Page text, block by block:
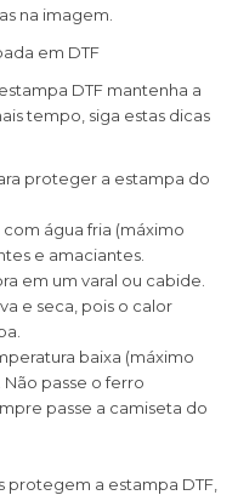
na imagem.
em DTF
DTF mantenha a
tempo, siga estas dicas
proteger a estampa do
com água fria (máximo
e amaciantes.
em um varal ou cabide.
e seca, pois o calor
baixa (máximo
Não passe o ferro
passe a camiseta do
protegem a estampa DTF,